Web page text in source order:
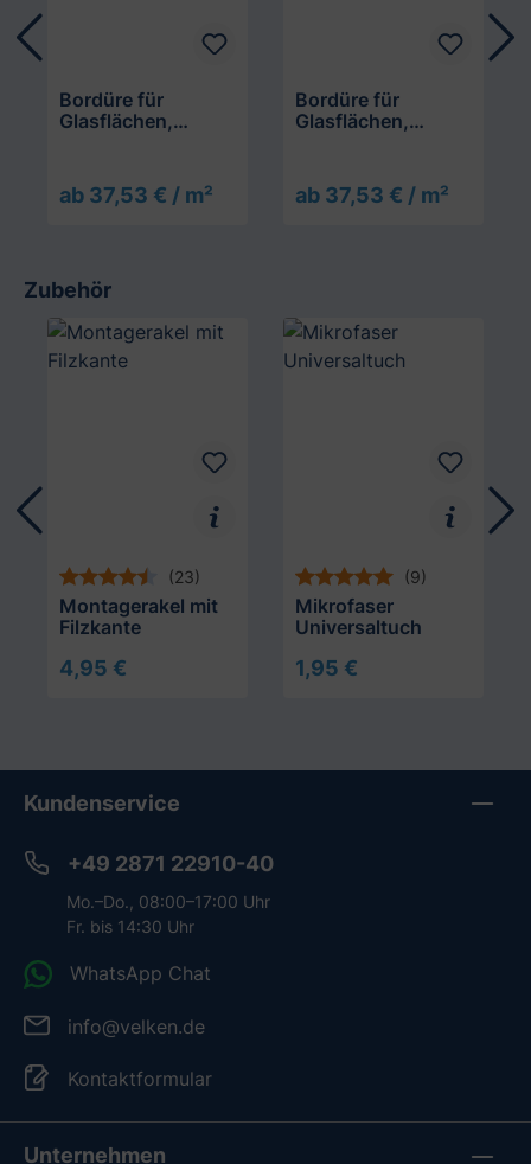
Bordüre für
Glasflächen,
ab 37,53 € / m²
Bordüre für
Glasflächen,
ab 37,53 € / m²
Zubehör
Produktgalerie überspringen
(23)
Montagerakel mit
Filzkante
4,95 €
(9)
Mikrofaser
Universaltuch
1,95 €
Unternehmen
Kundenservice
+49 2871 22910-40
Mo.–Do., 08:00–17:00 Uhr
Fr. bis 14:30 Uhr
WhatsApp Chat
info@velken.de
Kontaktformular